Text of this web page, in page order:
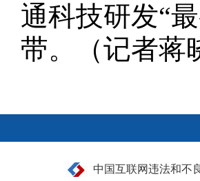
通科技研发“
带。（记者蒋
中国互联网违法和不